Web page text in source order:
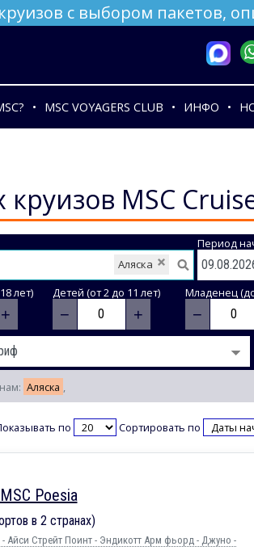
круизов с выбором пакетов,
MSC VOYAGERS CLUB ИНФО
MSC
Аляска
Период
лет)
+
Детей (от 2 до 11 лет)
− +
Младенец
−
Аляска ,
по Сортировать по
MSC Poesia
в 2 странах)
- Айси Стрейт Поинт - Эндикотт Арм фьорд - Джуно -